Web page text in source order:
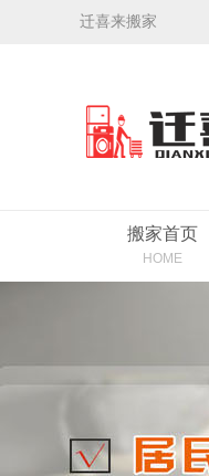
迁喜来搬家
搬家首页
HOME